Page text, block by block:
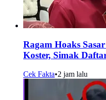
Ragam Hoaks
Koster, Simak
Cek Fakta•2 jam lalu